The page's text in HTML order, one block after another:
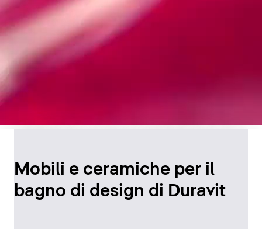
il bagno
Scopri di più
Mobili e ceramiche per il
bagno di design di Duravit